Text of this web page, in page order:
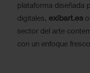
plataforma diseñada
digitales, exibart.es
sector del arte
con un enfoque